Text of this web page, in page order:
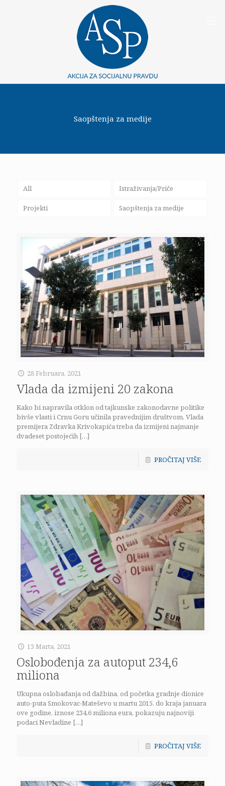
Saopštenja za medije
All Istraživanja/Priče
Projekti Saopštenja za medije
28 Februara, 2021
Vlada da izmijeni 20 zakona
Kako bi napravila otklon od tajkunske zakonodavne politike
bivše vlasti i Crnu Goru učinila pravednijim društvom, Vlada
premijera Zdravka Krivokapića treba da izmijeni najmanje
dvadeset postojećih […]
PROČITAJ VIŠE
13 Marta, 2021
Oslobođenja za autoput 234,6
miliona
Ukupna oslobađanja od dažbina, od početka gradnje dionice
auto-puta Smokovac-Mateševo u martu 2015. do kraja januara
ove godine, iznose 234,6 miliona eura, pokazuju najnoviji
podaci Nevladine […]
PROČITAJ VIŠE